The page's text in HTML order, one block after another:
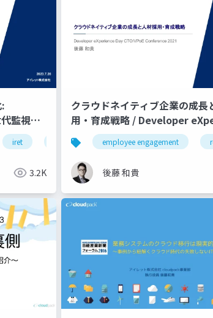
監視基
iret google cloud pagerduty
3.2K
クラウドネイティブ企業の成長
用・育成戦略 / Developer
Day
employee engagement
後藤 和貴